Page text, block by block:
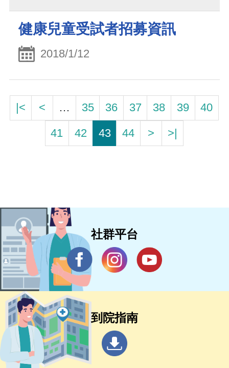
健康兒童受試者招募資訊
2018/1/12
|< < … 35 36 37 38 39
40
41
42 43 44 > >|
社群平台
到院指南